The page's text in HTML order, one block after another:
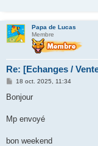
Papa de Lucas
Membre
Re: [Echanges /
M
s
g
e
18 oct. 2025, 11:34
Bonjour
Mp envoyé
bon weekend